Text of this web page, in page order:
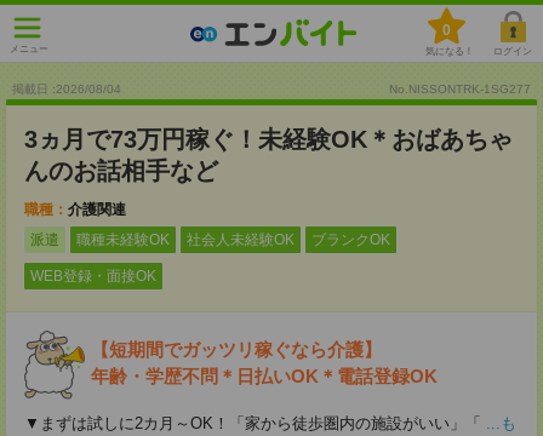
メニュー
0
気になる！ ログイン
掲載日 :2026/08/04 No.NISSONTRK-1SG277
3ヵ月で73万円稼ぐ！未経験OK＊おばあちゃ
んのお話相手など
職種： 介護関連
派遣
職種未経験OK 社会人未経験OK ブランクOK
WEB登録・面接OK
【短期間でガッツリ稼ぐなら介護】
年齢・学歴不問＊日払いOK＊電話登録OK
▼まずは試しに2カ月～OK！「家から徒歩圏内の施設がいい」「 ...も